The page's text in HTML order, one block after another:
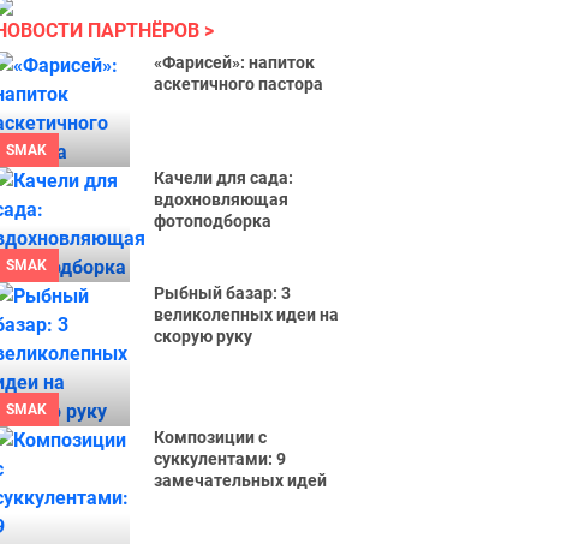
ПАРТНЁРОВ
SMAK
«Фарисей»: напиток
аскетичного пастора
SMAK
Качели для сада:
вдохновляющая
фотоподборка
SMAK
Рыбный базар: 3
великолепных идеи на
скорую руку
Композиции с
суккулентами: 9
замечательных идей